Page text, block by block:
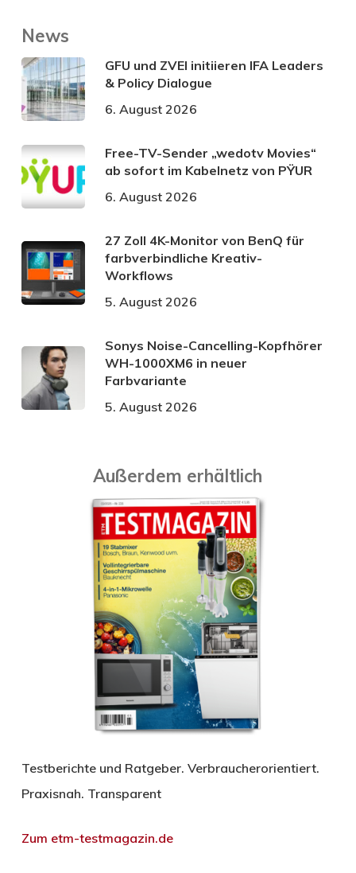
News
GFU und ZVEI initiieren IFA Leaders
& Policy Dialogue
6. August 2026
Free-TV-Sender „wedotv Movies“
ab sofort im Kabelnetz von PŸUR
6. August 2026
27 Zoll 4K-Monitor von BenQ für
farbverbindliche Kreativ-
Workflows
5. August 2026
Sonys Noise-Cancelling-Kopfhörer
WH-1000XM6 in neuer
Farbvariante
5. August 2026
Außerdem erhältlich
Testberichte und Ratgeber. Verbraucherorientiert.
Praxisnah. Transparent
Zum etm-testmagazin.de